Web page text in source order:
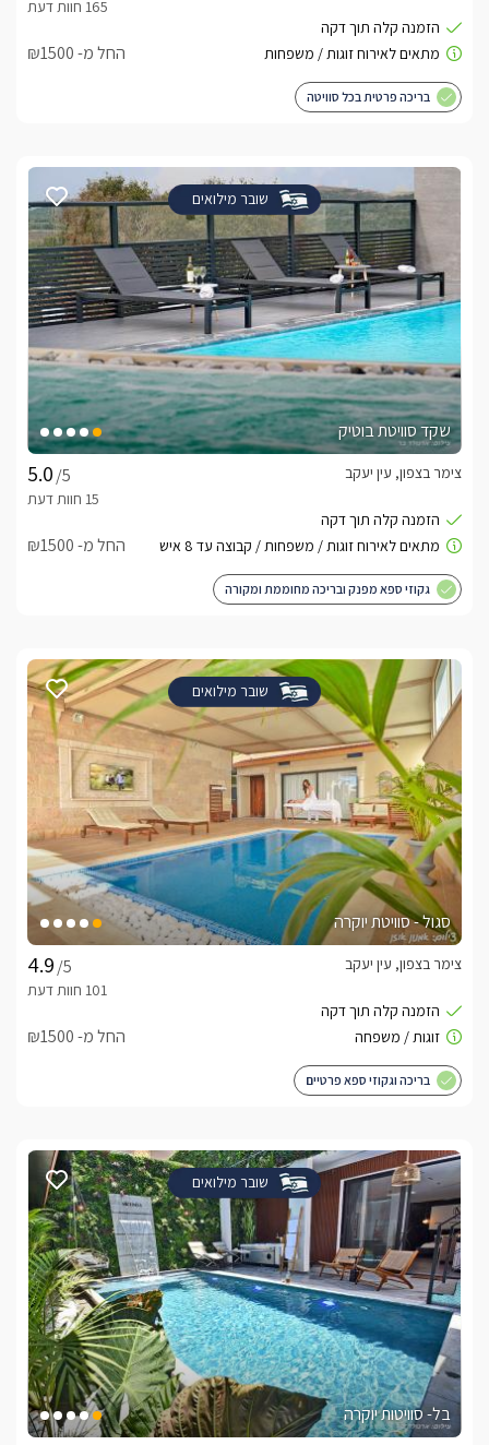
החל מ- ₪1500
בריכה פרטית בכל סוויטה
שובר מילואים
שקד סוויטת בוטיק
/5
צימר בצפון, עין יעקב
החל מ- ₪1500
גקוזי ספא מפנק ובריכה מחוממת ומקורה
שובר מילואים
סגול - סוויטת יוקרה
/5
צימר בצפון, עין יעקב
החל מ- ₪1500
בריכה וגקוזי ספא פרטיים
שובר מילואים
בל- סוויטות יוקרה